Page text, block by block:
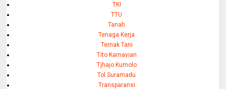
TKI
TTU
Tanah
Tenaga Kerja
Ternak Tani
Tito Karnavian
Tjhajo Kumolo
Tol Suramadu
Transparansi